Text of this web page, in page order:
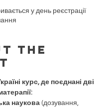
у день реєстрації
the
курс, де поєднані дві
наукова (дозування,